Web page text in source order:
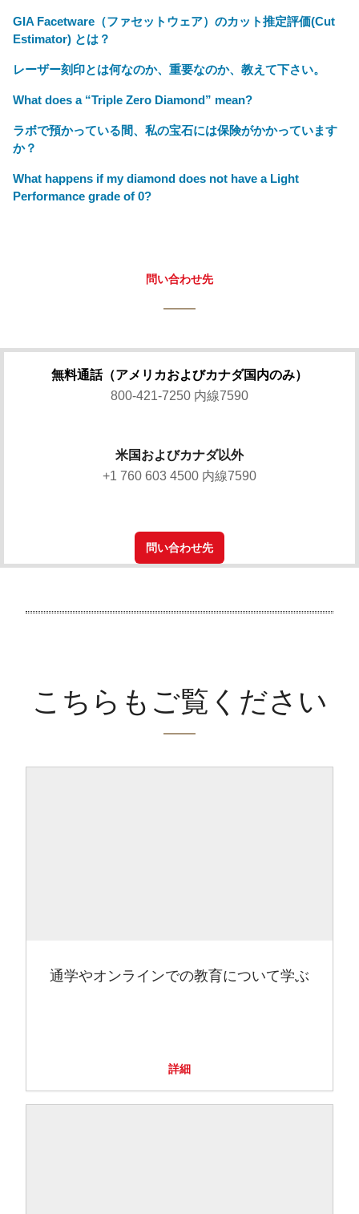
GIA Facetware（ファセットウェア）のカット推定評価(Cut
Estimator) とは？
レーザー刻印とは何なのか、重要なのか、教えて下さい。
What does a “Triple Zero Diamond” mean?
ラボで預かっている間、私の宝石には保険がかかっています
か？
What happens if my diamond does not have a Light
Performance grade of 0?
問い合わせ先
無料通話（アメリカおよびカナダ国内のみ）
800-421-7250 内線7590
米国およびカナダ以外
+1 760 603 4500 内線7590
問い合わせ先
こちらもご覧ください
通学やオンラインでの教育について学ぶ
詳細